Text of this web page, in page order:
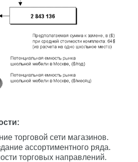
торговой сети магазинов.
ассортиментного ряда.
торговых направлений.